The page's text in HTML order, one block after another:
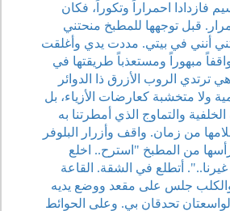
فازدادا احمراراً وتكوراً، فكان
قبل توجهها للمطبخ منحتني
أنني في بيتي. مددت يدي وأغلقت
مبهوراً ومستعذباً طريقتها في
ترتدي الروب الأزرق ذا الدوائر
ولا متخشبة كعارضات الأزياء، بل
الخلفية والتماوج الذي أمطرتنا به
من زمان. واقف وأزرار البلوفر
من المطبخ "استرح.. اخلع
غيرنا..". أتطلع في الشقة. القاعة
والكلب جلس على مقعد ووضع يديه
تحدقان بي. وعلى الحوائط